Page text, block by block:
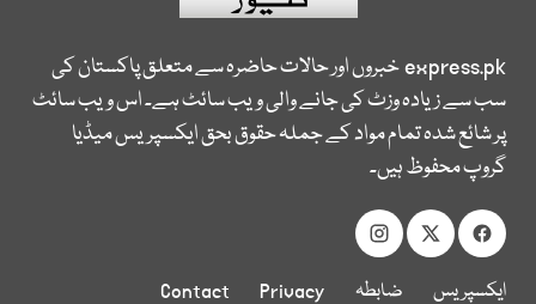
express.pkخبروں اور حالات حاضرہ سے متعلق پاکستان کی
سب سے زیادہ وزٹ کی جانے والی ویب سائٹ ہے۔ اس ویب سائٹ
پر شائع شدہ تمام مواد کے جملہ حقوق بحق ایکسپریس میڈیا
گروپ محفوظ ہیں۔
ایکسپریس
ضابطہ
Privacy
Contact